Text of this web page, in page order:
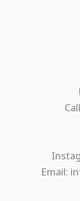
Email: